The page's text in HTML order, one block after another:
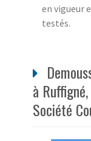
en vigueur
testés.
à
Société